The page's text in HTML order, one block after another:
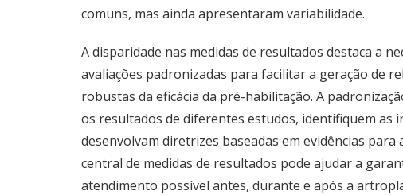
comuns, mas ainda apresentaram variabilidade.
A disparidade nas medidas de resultados destaca a
avaliações padronizadas para facilitar a geração de
robustas da eficácia da pré-habilitação. A
os resultados de diferentes estudos, identifiquem as
desenvolvam diretrizes baseadas em evidências
central de medidas de resultados pode ajudar a
atendimento possível antes, durante e após a